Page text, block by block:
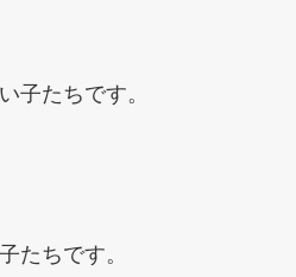
子たちです。
たちです。